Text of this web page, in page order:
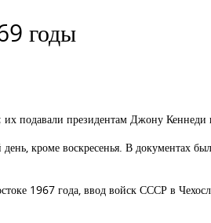
годы
их подавали президентам Джону
кроме воскресенья. В документах
1967 года, ввод войск СССР в